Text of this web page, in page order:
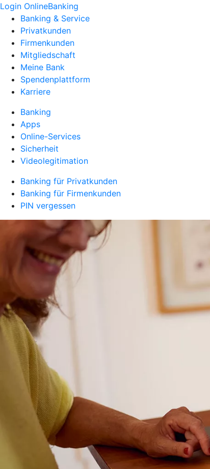
Login OnlineBanking
Banking & Service
Privatkunden
Firmenkunden
Mitgliedschaft
Meine Bank
Spendenplattform
Karriere
Banking
Apps
Online-Services
Sicherheit
Videolegitimation
Banking für Privatkunden
Banking für Firmenkunden
PIN vergessen